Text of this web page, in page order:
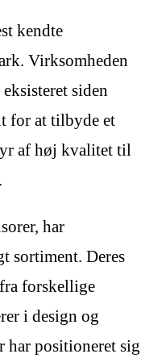
kendte
Virksomheden
siden
for at tilbyde et
af høj kvalitet til
har
sortiment. Deres
forskellige
i design og
har positioneret sig